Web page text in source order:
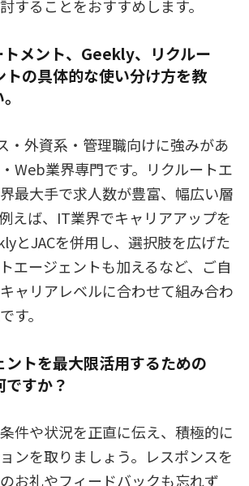
することをおすすめします。
メント、Geekly、リクルー
トの具体的な使い分け方を教
・外資系・管理職向けに強みがあ
Web業界専門です。リクルートエ
最大手で求人数が豊富、幅広い層
えば、IT業界でキャリアアップを
とJACを併用し、選択肢を広げた
エージェントも加えるなど、ご自
ャリアレベルに合わせて組み合わ
す。
ントを最大限活用するための
すか？
件や状況を正直に伝え、積極的に
ンを取りましょう。レスポンスを
お礼やフィードバックも忘れず